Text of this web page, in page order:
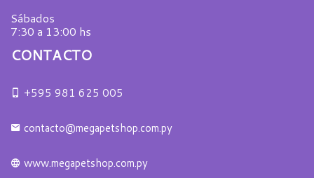
Sábados
7:30 a 13:00 hs
CONTACTO
+595 981 625 005
contacto@megapetshop.com.py
www.megapetshop.com.py